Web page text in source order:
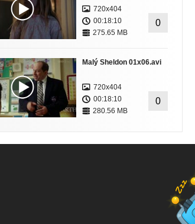
720x404
00:18:10
275.65 MB
0
Malý Sheldon 01x06.avi
720x404
00:18:10
280.56 MB
0